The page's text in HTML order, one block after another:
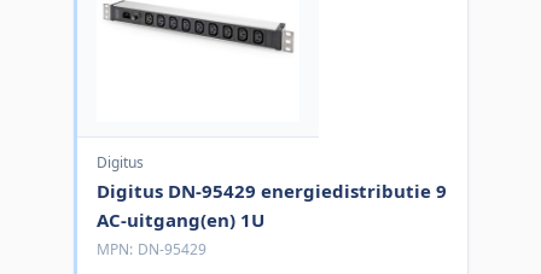
Digitus
Digitus DN-95429 energiedistributie 9
AC-uitgang(en) 1U
MPN: DN-95429